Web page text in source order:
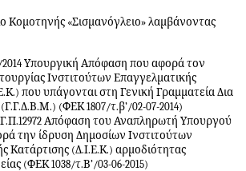
Κομοτηνής «Σισμανόγλειο» λαμβάνοντας
2014 Υπουργική Απόφαση που αφορά τον
Ινστιτούτων Επαγγελματικής
που υπάγονται στη Γενική Γραμματεία Δια
(ΦΕΚ 1807/τ.β’/02-07-2014)
Απόφαση του Αναπληρωτή Υπουργού
την ίδρυση Δημοσίων Ινστιτούτων
Κατάρτισης (Δ.Ι.Ε.Κ.) αρμοδιότητας
(ΦΕΚ 1038/τ.Β’/03-06-2015)